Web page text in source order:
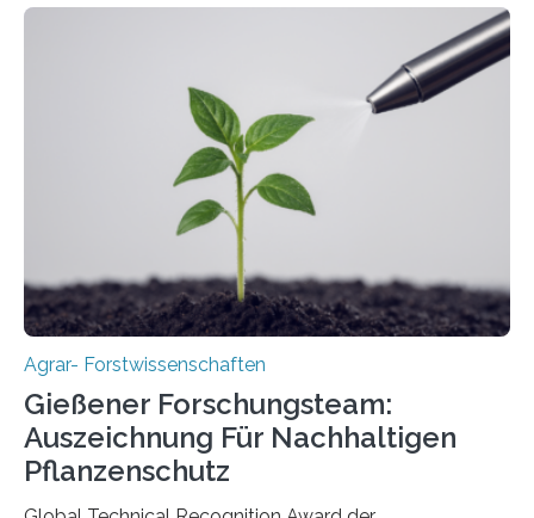
Agrar- Forstwissenschaften
Gießener Forschungsteam:
Auszeichnung Für Nachhaltigen
Pflanzenschutz